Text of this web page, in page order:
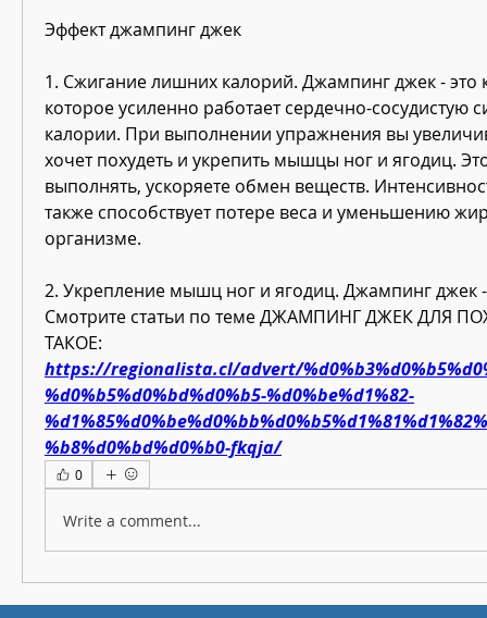
Эффект джампинг джек
1. Сжигание лишних калорий. Джампинг джек - это
которое усиленно работает сердечно-сосудистую
калории. При выполнении упражнения вы
хочет похудеть и укрепить мышцы ног и ягодиц.
выполнять, ускоряете обмен веществ.
также способствует потере веса и уменьшению
организме.
2. Укрепление мышц ног и ягодиц. Джампинг джек
Смотрите статьи по теме ДЖАМПИНГ ДЖЕК ДЛЯ
ТАКОЕ:
https://regionalista.cl/advert/
%d0%b5%d0%bd%d0%b5-%d0%be%d1%82-
%b8%d0%bd%d0%b0-fkqja/
0
Write a comment...